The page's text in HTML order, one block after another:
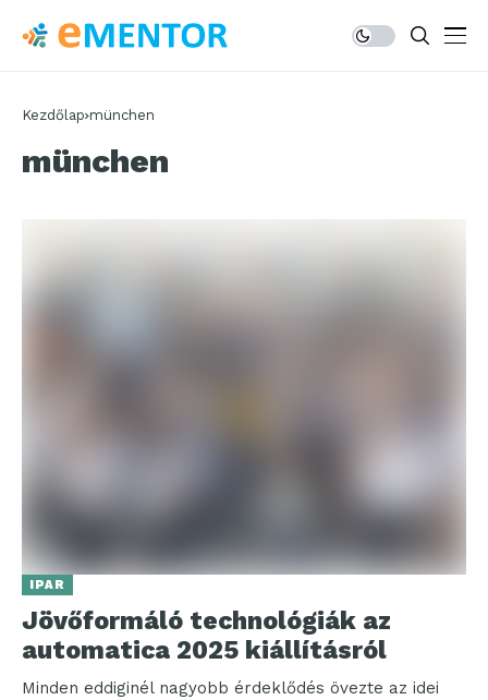
Kezdőlap münchen
münchen
IPAR
Jövőformáló technológiák az
automatica 2025 kiállításról
Minden eddiginél nagyobb érdeklődés övezte az idei